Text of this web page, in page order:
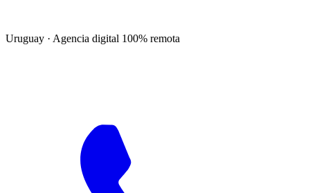
Uruguay · Agencia digital 100% remota